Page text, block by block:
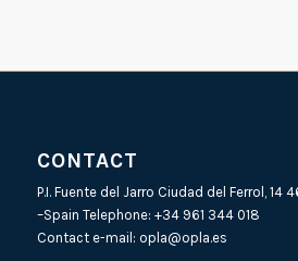
CONTACT
P.I. Fuente del Jarro Ciudad del Ferrol, 14
–Spain Telephone: +34 961 344 018
Contact e-mail: opla@opla.es